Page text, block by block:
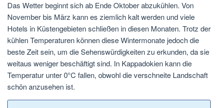
Das Wetter beginnt sich ab Ende Oktober abzukühlen. Von
November bis März kann es ziemlich kalt werden und viele
Hotels in Küstengebieten schließen in diesen Monaten. Trotz der
kühlen Temperaturen können diese Wintermonate jedoch die
beste Zeit sein, um die Sehenswürdigkeiten zu erkunden, da sie
weitaus weniger beschäftigt sind. In Kappadokien kann die
Temperatur unter 0°C fallen, obwohl die verschneite Landschaft
schön anzusehen ist.